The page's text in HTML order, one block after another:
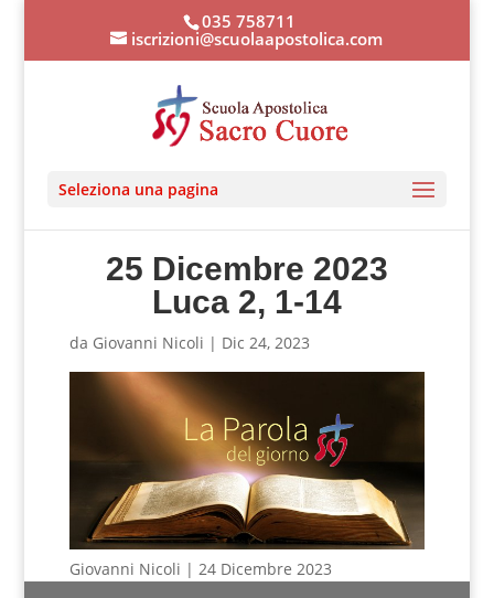
035 758711
iscrizioni@scuolaapostolica.com
Seleziona una pagina
25 Dicembre 2023
Luca 2, 1-14
da Giovanni Nicoli | Dic 24, 2023
Giovanni Nicoli | 24 Dicembre 2023